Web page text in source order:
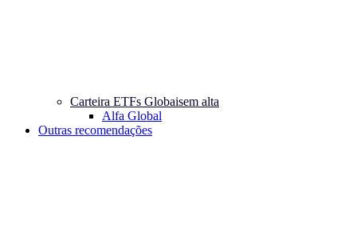
Carteira ETFs Globaisem alta
Alfa Global
Outras recomendações